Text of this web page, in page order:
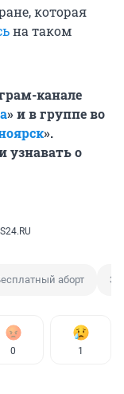
которая
на таком
канале
» и в группе во
».
узнавать о
аборт
0 1